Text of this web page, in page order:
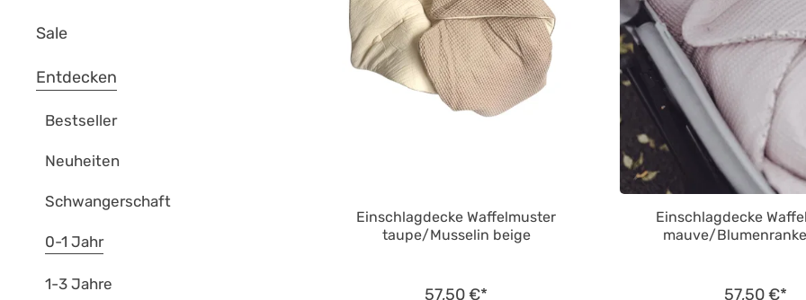
Sale
Entdecken
Bestseller
Neuheiten
Schwangerschaft
0-1 Jahr
1-3 Jahre
Einschlagdecke Waffelmuster
taupe/Musselin beige
57,50 €*
Einschlagdecke
mauve/
57,50 €*